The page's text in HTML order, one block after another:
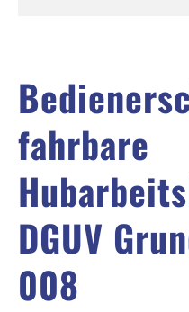
fahrbare
DGUV
008